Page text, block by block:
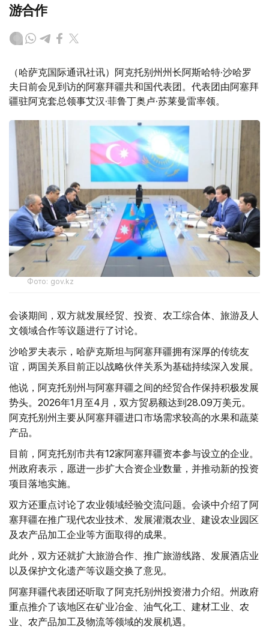
游合作
（哈萨克国际通讯社讯）阿克托别州州长阿斯哈特·沙哈罗
夫日前会见到访的阿塞拜疆共和国代表团。代表团由阿塞拜
疆驻阿克套总领事艾汉·菲鲁丁奥卢·苏莱曼雷率领。
Фото: gov.kz
会谈期间，双方就发展经贸、投资、农工综合体、旅游及人
文领域合作等议题进行了讨论。
沙哈罗夫表示，哈萨克斯坦与阿塞拜疆拥有深厚的传统友
谊，两国关系目前正以战略伙伴关系为基础持续深入发展。
他说，阿克托别州与阿塞拜疆之间的经贸合作保持积极发展
势头。2026年1月至4月，双方贸易额达到28.09万美元。
阿克托别州主要从阿塞拜疆进口市场需求较高的水果和蔬菜
产品。
目前，阿克托别市共有12家阿塞拜疆资本参与设立的企业。
州政府表示，愿进一步扩大合资企业数量，并推动新的投资
项目落地实施。
双方还重点讨论了农业领域经验交流问题。会谈中介绍了阿
塞拜疆在推广现代农业技术、发展灌溉农业、建设农业园区
及农产品加工企业等方面取得的成果。
此外，双方还就扩大旅游合作、推广旅游线路、发展酒店业
以及保护文化遗产等议题交换了意见。
阿塞拜疆代表团还听取了阿克托别州投资潜力介绍。州政府
重点推介了该地区在矿业冶金、油气化工、建材工业、农
业、农产品加工及物流等领域的发展机遇。